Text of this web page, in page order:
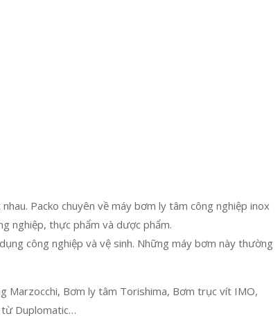
Packo chuyên về máy bơm ly tâm công nghiệp inox
nghiệp, thực phẩm và dược phẩm.
công nghiệp và vệ sinh. Những máy bơm này thường
Marzocchi, Bơm ly tâm Torishima, Bơm trục vít IMO,
từ Duplomatic…